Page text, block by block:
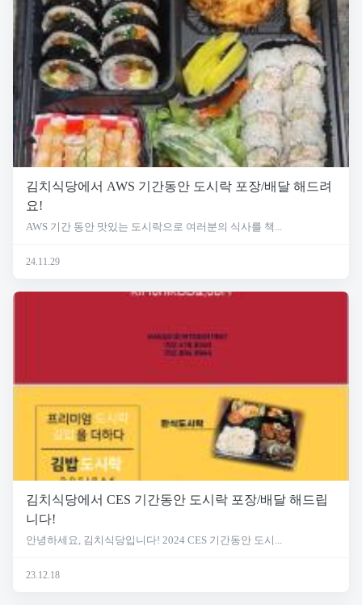
김치식당에서 AWS 기간동안 도시락 포장/배달 해드려
요!
AWS 기간 동안 맛있는 도시락으로 여러분의 식사를 책...
24.11.29
김치식당에서 CES 기간동안 도시락 포장/배달 해드립
니다!
안녕하세요, 김치식당입니다! 2024 CES 기간동안 도시...
23.12.18